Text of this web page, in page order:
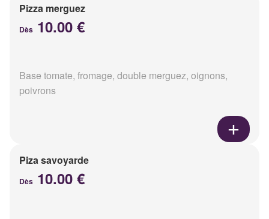
Pizza merguez
Dès 10.00 €
Base tomate, fromage, double merguez, oignons,
poivrons
Piza savoyarde
Dès 10.00 €